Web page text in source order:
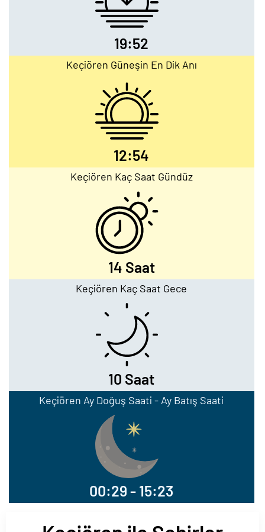
19:52
Keçiören Güneşin En Dik Anı
12:54
Keçiören Kaç Saat Gündüz
14 Saat
Keçiören Kaç Saat Gece
10 Saat
Keçiören Ay Doğuş Saati - Ay Batış Saati
00:29 - 15:23